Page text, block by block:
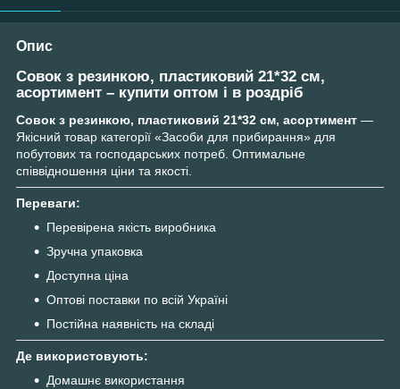
Опис
Совок з резинкою, пластиковий 21*32 см,
асортимент – купити оптом і в роздріб
Совок з резинкою, пластиковий 21*32 см, асортимент —
Якісний товар категорії «Засоби для прибирання» для
побутових та господарських потреб. Оптимальне
співвідношення ціни та якості.
Переваги:
Перевірена якість виробника
Зручна упаковка
Доступна ціна
Оптові поставки по всій Україні
Постійна наявність на складі
Де використовують:
Домашнє використання